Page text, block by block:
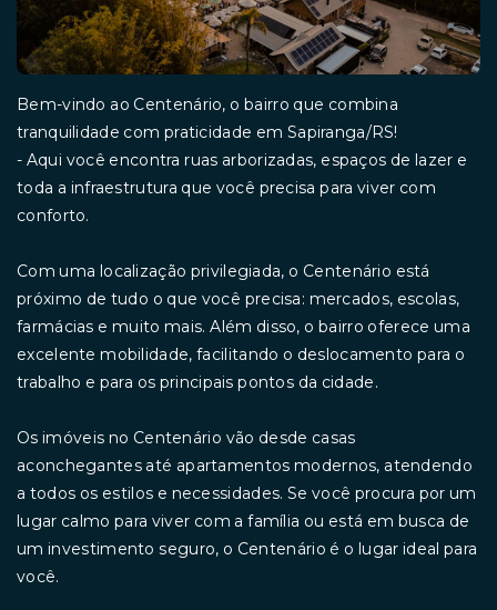
Bem-vindo ao Centenário, o bairro que combina
tranquilidade com praticidade em Sapiranga/RS!
- Aqui você encontra ruas arborizadas, espaços de lazer e
toda a infraestrutura que você precisa para viver com
conforto.
Com uma localização privilegiada, o Centenário está
próximo de tudo o que você precisa: mercados, escolas,
farmácias e muito mais. Além disso, o bairro oferece uma
excelente mobilidade, facilitando o deslocamento para o
trabalho e para os principais pontos da cidade.
Os imóveis no Centenário vão desde casas
aconchegantes até apartamentos modernos, atendendo
a todos os estilos e necessidades. Se você procura por um
lugar calmo para viver com a família ou está em busca de
um investimento seguro, o Centenário é o lugar ideal para
você.